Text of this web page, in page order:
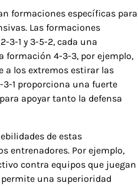
formaciones específicas para
Las formaciones
3-1 y 3-5-2, cada una
formación 4-3-3, por ejemplo,
a los extremos estirar las
1 proporciona una fuerte
apoyar tanto la defensa
de estas
entrenadores. Por ejemplo,
contra equipos que juegan
una superioridad